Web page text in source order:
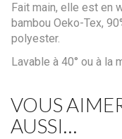
Fait main, elle est en
bambou Oeko-Tex,
polyester.
Lavable à 40° ou à la
VOUS
AUSSI…